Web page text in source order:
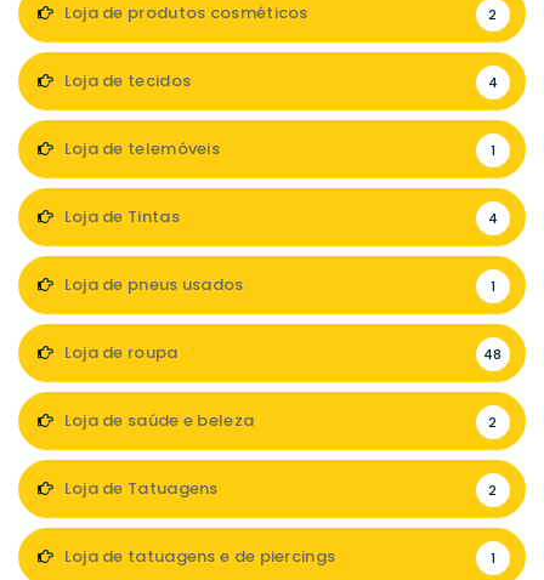
Loja de produtos cosméticos 2
Loja de tecidos 4
Loja de telemóveis 1
Loja de Tintas 4
Loja de pneus usados 1
Loja de roupa 48
Loja de saúde e beleza 2
Loja de Tatuagens 2
Loja de tatuagens e de piercings 1